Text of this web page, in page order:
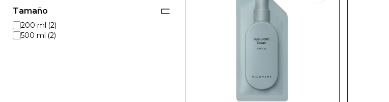
Tamaño
200 ml
500 ml